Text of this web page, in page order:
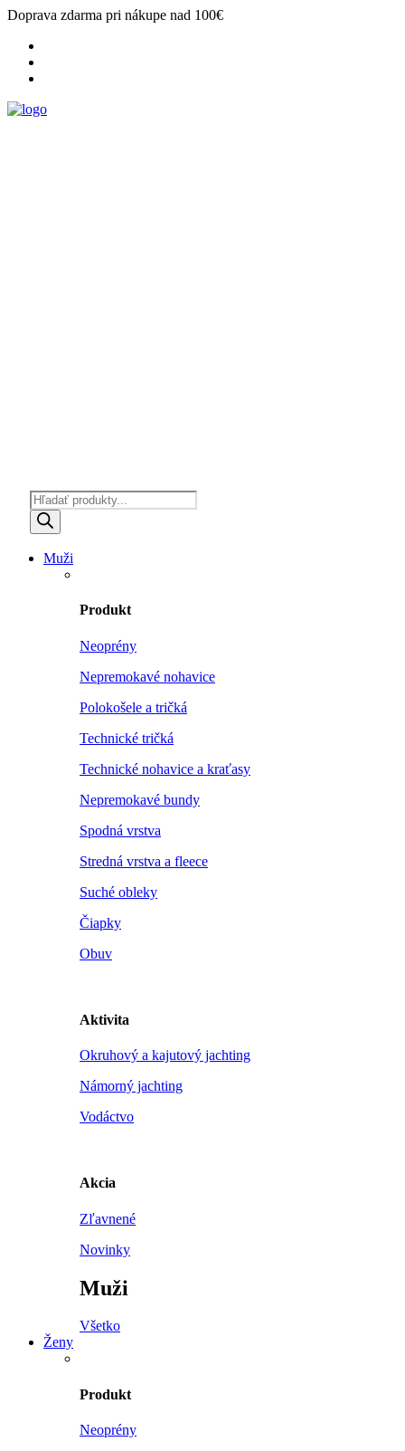
Doprava zdarma pri nákupe nad 100€
Products
search
Muži
Produkt
Neoprény
Nepremokavé nohavice
Polokošele a tričká
Technické tričká
Technické nohavice a kraťasy
Nepremokavé bundy
Spodná vrstva
Stredná vrstva a fleece
Suché obleky
Čiapky
Obuv
Aktivita
Okruhový a kajutový jachting
Námorný jachting
Vodáctvo
Akcia
Zľavnené
Novinky
Muži
Všetko
Ženy
Produkt
Neoprény